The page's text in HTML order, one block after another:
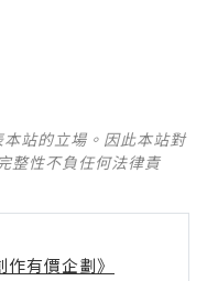
站的立場。因此本站對
整性不負任何法律責
有價企劃》